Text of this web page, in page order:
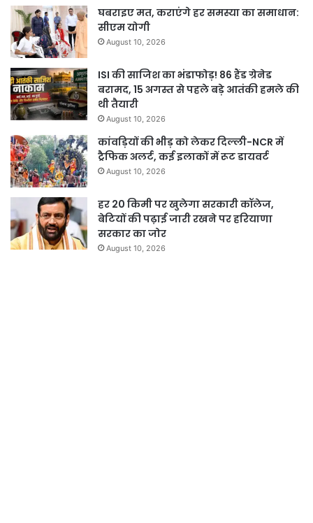
घबराइए मत, कराएंगे हर समस्या का समाधान:
सीएम योगी
August 10, 2026
ISI की साजिश का भंडाफोड़! 86 हैंड ग्रेनेड
बरामद, 15 अगस्त से पहले बड़े आतंकी हमले की
थी तैयारी
August 10, 2026
कांवड़ियों की भीड़ को लेकर दिल्ली-NCR में
ट्रैफिक अलर्ट, कई इलाकों में रूट डायवर्ट
August 10, 2026
हर 20 किमी पर खुलेगा सरकारी कॉलेज,
बेटियों की पढ़ाई जारी रखने पर हरियाणा
सरकार का जोर
August 10, 2026